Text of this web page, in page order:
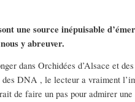
une source inépuisable
y abreuver.
dans Orchidées d’Alsace et
DNA , le lecteur a vraiment
de faire un pas pour admirer